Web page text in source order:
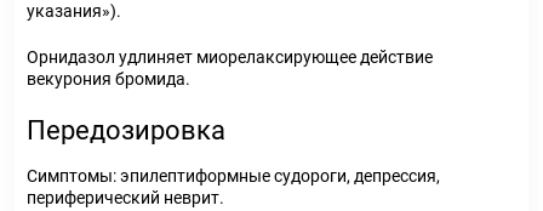
указания»).
Орнидазол удлиняет миорелаксирующее действие
векурония бромида.
Передозировка
Симптомы: эпилептиформные судороги, депрессия,
периферический неврит.